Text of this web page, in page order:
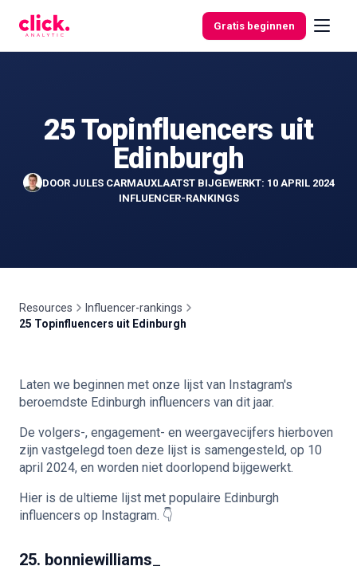
Gratis beginnen
Functies
tools
🇳🇱NL
25 Topinfluencers uit
Edinburgh
DOOR JULES CARMAUXLAATST BIJGEWERKT: 10 APRIL 2024
INFLUENCER-RANKINGS
Resources
Influencer-rankings
25 Topinfluencers uit Edinburgh
Laten we beginnen met onze lijst van Instagram's
beroemdste Edinburgh influencers van dit jaar.
De volgers-, engagement- en weergavecijfers hierboven
zijn vastgelegd toen deze lijst is samengesteld, op 10
april 2024, en worden niet doorlopend bijgewerkt.
Hier is de ultieme lijst met populaire Edinburgh
influencers op Instagram. 👇
25. bonniewilliams_